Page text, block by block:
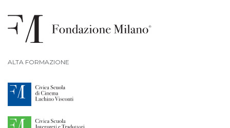
ALTA FORMAZIONE